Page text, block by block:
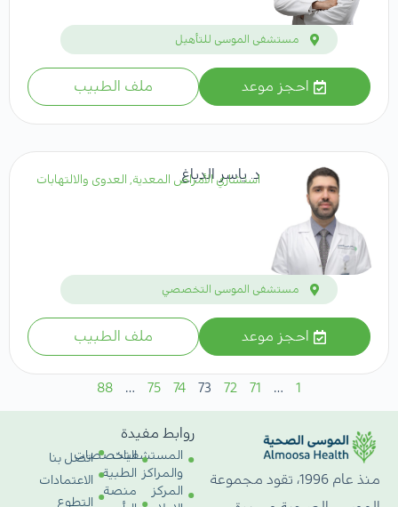
مستشفى الموسى للتأهيل
احجز موعد ملف الطبيب
د. ياسر الدباغ
استشاري الأمراض المعدية, العدوى والالتهابات
مستشفى الموسى التخصصي
احجز موعد ملف الطبيب
1
…
71
72
73
74
75
…
88
منذ عام 1996، تقود مجموعة
روابط مفيدة
المستشفيات
والمراكز
المركز
التخصصات
الطبية
منصة
اتصل بنا
الاعتمادات
التطوع